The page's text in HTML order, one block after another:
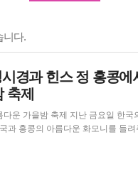
니다.
경과 힌스 정 홍콩
축제
과 홍콩의 칸토팝 최정상의 가수인 힌스 정
다운 화모니를 들려주는 듀엣 무대가 열렸다. 29
티벌에서 큰 박수를 받으며 등